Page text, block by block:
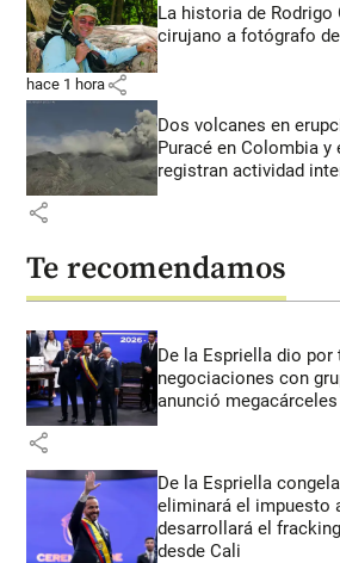
La historia de Rodrigo
cirujano a fotógrafo
hace 1 hora share
Dos volcanes en
Puracé en Colombia y
registran actividad
share
Te recomendamos
De la Espriella dio por
negociaciones con
anunció megacárceles
share
De la Espriella
eliminará el impuesto
desarrollará el
desde Cali